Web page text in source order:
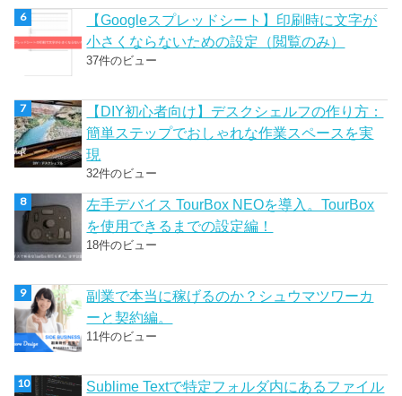
【Googleスプレッドシート】印刷時に文字が
小さくならないための設定（閲覧のみ）
37件のビュー
【DIY初心者向け】デスクシェルフの作り方：
簡単ステップでおしゃれな作業スペースを実
現
32件のビュー
左手デバイス TourBox NEOを導入。TourBox
を使用できるまでの設定編！
18件のビュー
副業で本当に稼げるのか？シュウマツワーカ
ーと契約編。
11件のビュー
Sublime Textで特定フォルダ内にあるファイル